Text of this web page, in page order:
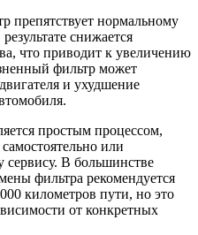
препятствует нормальному
снижается
что приводит к увеличению
фильтр может
и ухудшение
простым процессом,
или
сервису. В большинстве
фильтра рекомендуется
километров пути, но это
от конкретных